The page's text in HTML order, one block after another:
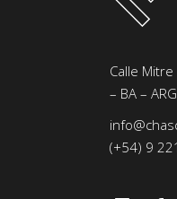
Calle
– BA – ARG
(+54) 9